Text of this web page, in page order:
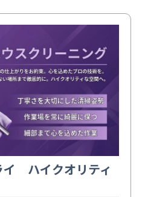
イ ハイクオリティ